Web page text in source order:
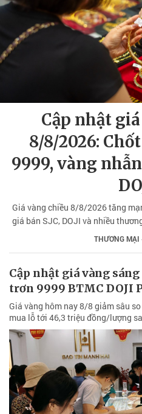
Cập nhật
8/8/2026:
9999, vàng
Giá vàng chiều 8/8/2026 tăng
giá bán SJC, DOJI và nhiều
THƯƠNG MẠI
Cập nhật giá vàng sáng
trơn 9999 BTMC DOJI
Giá vàng hôm nay 8/8 giảm sâu
mua lỗ tới 46,3 triệu đồng/lượng